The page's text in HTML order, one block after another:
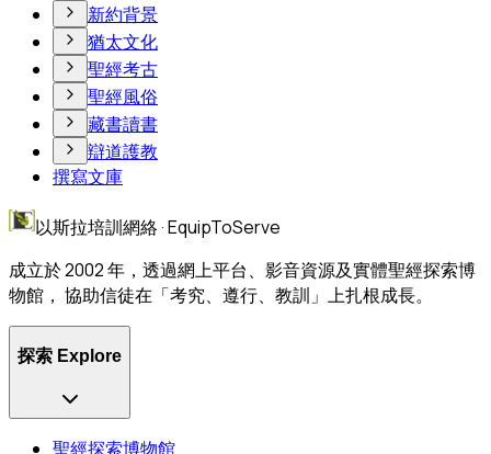
新約背景
猶太文化
聖經考古
聖經風俗
藏書讀書
辯道護教
撰寫文庫
以斯拉培訓網絡 · EquipToServe
成立於 2002 年，透過網上平台、影音資源及實體聖經探索博
物館， 協助信徒在「考究、遵行、教訓」上扎根成長。
探索 Explore
聖經探索博物館